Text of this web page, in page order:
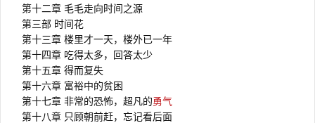
第十二章 毛毛走向时间之源
第三部 时间花
第十三章 楼里才一天，楼外已一年
第十四章 吃得太多，回答太少
第十五章 得而复失
第十六章 富裕中的贫困
第十七章 非常的恐怖，超凡的勇气
第十八章 只顾朝前赶，忘记看后面